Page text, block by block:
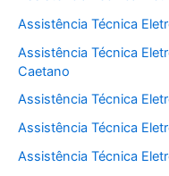
Assistência Técnica
Assistência Técnica
Caetano
Assistência Técnica
Assistência Técnica
Assistência Técnica